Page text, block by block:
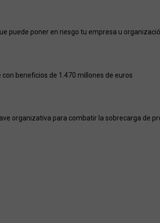
puede poner en riesgo tu empresa u
beneficios de 1.470 millones de euros
organizativa para combatir la sobrecarga de